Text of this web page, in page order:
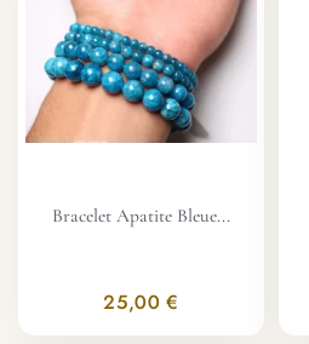
Bracelet Apatite Bleue...
25,00 €